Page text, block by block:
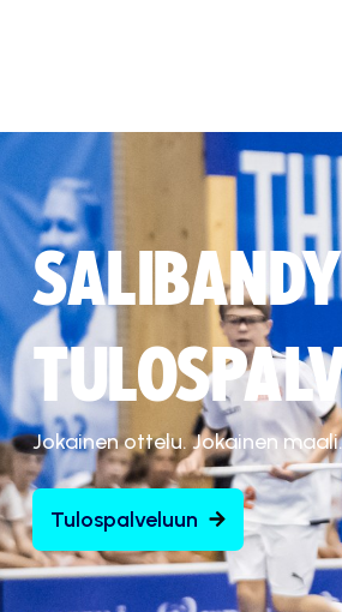
Jokainen ottelu. Jokainen
Tulospalveluun